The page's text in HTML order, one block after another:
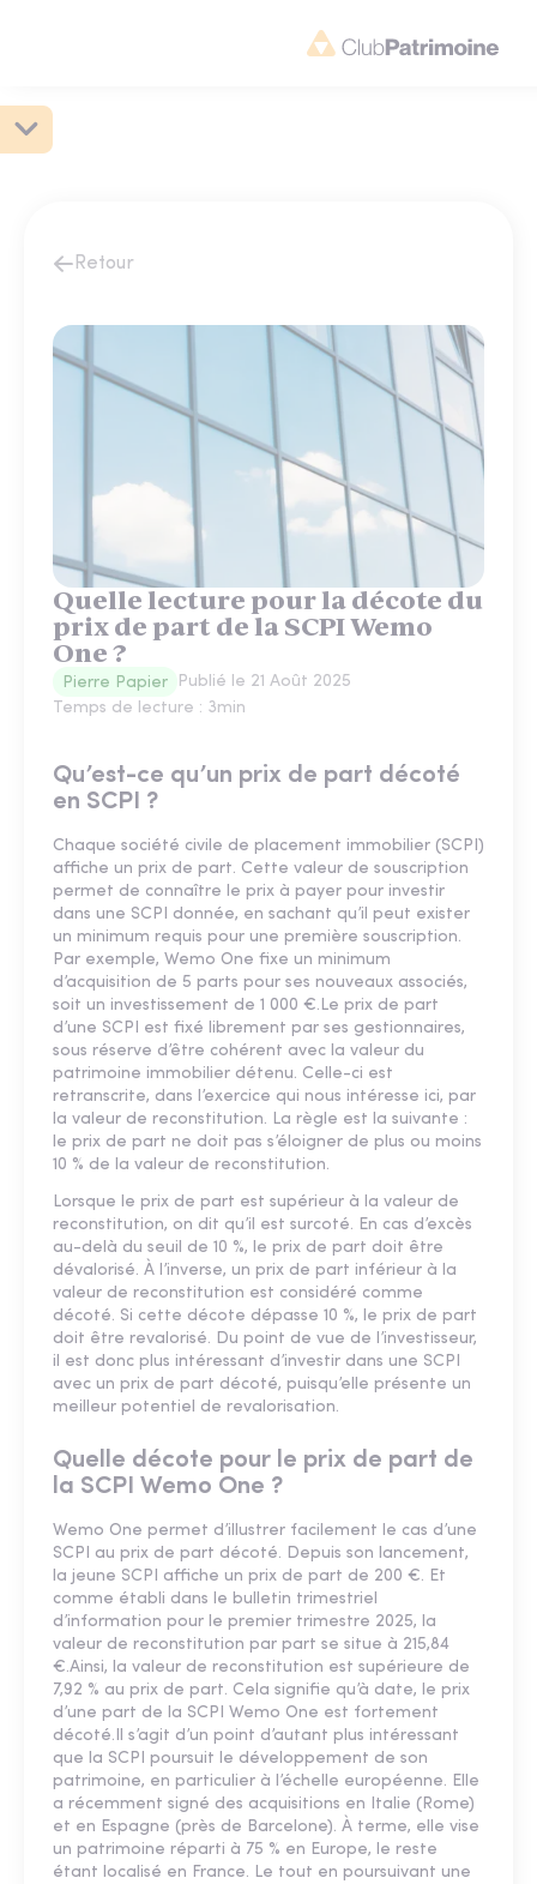
Retour
Quelle lecture pour la décote du
prix de part de la SCPI Wemo
One ?
Pierre Papier Publié le 21 Août 2025
Temps de lecture : 3min
Qu’est-ce qu’un prix de part décoté
en SCPI ?
Chaque société civile de placement immobilier (SCPI)
affiche un prix de part. Cette valeur de souscription
permet de connaître le prix à payer pour investir
dans une SCPI donnée, en sachant qu’il peut exister
un minimum requis pour une première souscription.
Par exemple, Wemo One fixe un minimum
d’acquisition de 5 parts pour ses nouveaux associés,
soit un investissement de 1 000 €.Le prix de part
d’une SCPI est fixé librement par ses gestionnaires,
sous réserve d’être cohérent avec la valeur du
patrimoine immobilier détenu. Celle-ci est
retranscrite, dans l’exercice qui nous intéresse ici, par
la valeur de reconstitution. La règle est la suivante :
le prix de part ne doit pas s’éloigner de plus ou moins
10 % de la valeur de reconstitution.
Lorsque le prix de part est supérieur à la valeur de
reconstitution, on dit qu’il est surcoté. En cas d’excès
au-delà du seuil de 10 %, le prix de part doit être
dévalorisé. À l’inverse, un prix de part inférieur à la
valeur de reconstitution est considéré comme
décoté. Si cette décote dépasse 10 %, le prix de part
doit être revalorisé. Du point de vue de l’investisseur,
il est donc plus intéressant d’investir dans une SCPI
avec un prix de part décoté, puisqu’elle présente un
meilleur potentiel de revalorisation.
Quelle décote pour le prix de part de
la SCPI Wemo One ?
Wemo One permet d’illustrer facilement le cas d’une
SCPI au prix de part décoté. Depuis son lancement,
la jeune SCPI affiche un prix de part de 200 €. Et
comme établi dans le bulletin trimestriel
d’information pour le premier trimestre 2025, la
valeur de reconstitution par part se situe à 215,84
€.Ainsi, la valeur de reconstitution est supérieure de
7,92 % au prix de part. Cela signifie qu’à date, le prix
d’une part de la SCPI Wemo One est fortement
décoté.Il s’agit d’un point d’autant plus intéressant
que la SCPI poursuit le développement de son
patrimoine, en particulier à l’échelle européenne. Elle
a récemment signé des acquisitions en Italie (Rome)
et en Espagne (près de Barcelone). À terme, elle vise
un patrimoine réparti à 75 % en Europe, le reste
étant localisé en France. Le tout en poursuivant une